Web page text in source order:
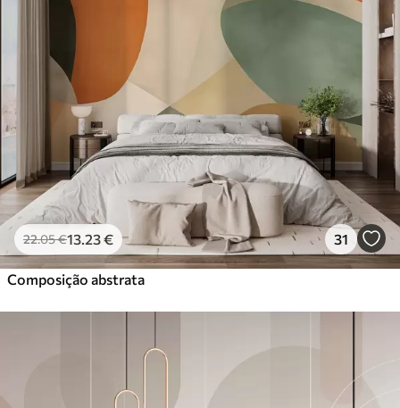
22.05€13 .23€ 31
Composição abstrata